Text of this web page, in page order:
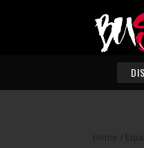
Home /